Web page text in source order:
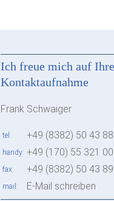
Ich freue mich auf Ihre
Kontaktaufnahme
Frank Schwaiger
tel +49 (8382) 50 43
handy +49 (170) 55 321 00
fax +49 (8382) 50 43
mail E-Mail schreiben